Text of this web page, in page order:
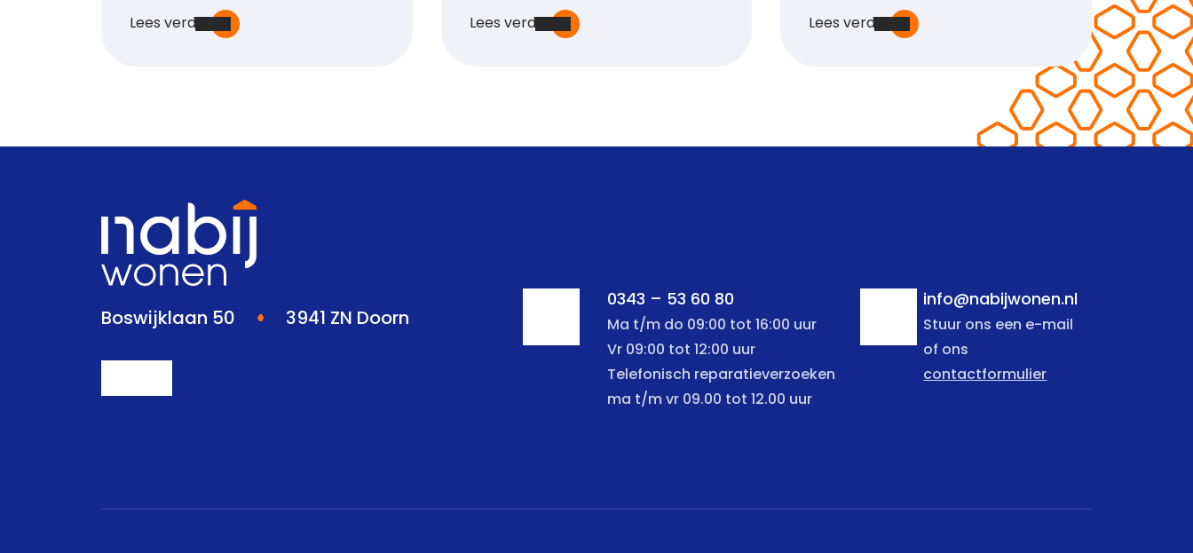
Lees verder Lees verder Lees verder
Boswijklaan 50 3941 ZN Doorn
0343 – 53 60 80
Ma t/m do 09:00 tot 16:00 uur
Vr 09:00 tot 12:00 uur
Telefonisch reparatieverzoeken
ma t/m vr 09.00 tot 12.00 uur
info@nabijwonen.nl
Stuur ons een e-mail
of ons
contactformulier